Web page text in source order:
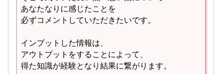
あなたなりに感じたことを
必ずコメントしていただきたいです。
インプットした情報は、
アウトプットをすることによって、
得た知識が経験となり結果に繋がります。